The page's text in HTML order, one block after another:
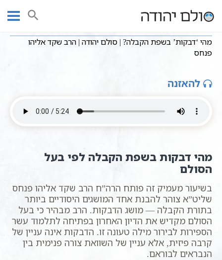
עמוד ראשי שיעורי וידאו
מהי ‘דבקות’ בשפת הקבלה? | סולם יהודה | הרב שקד אליהו פנחס
מהי ‘דבקות’ בשפת הקבלה? | סולם יהודה | הרב שקד אליהו
פנחס
להאזנה
מהי דבקות בשפת הקבלה לפי בעל
הסולם
בשיעור מעמיק זה פותח הרה”ח הרב שקד אליהו פנחס
שליט”א צוהר להבנת אחד המושגים היסודיים ביותר
בתורת הקבלה — מושג הדבקות. הרב מבהיר כי בעל
הסולם מקדיש את הדיון האחרון בפתיחה לתלמוד עשר
הספירות לבירור מילה טעונה זו. הדבקות אינה עניין של
קרבה פיזית, אלא עניין של השוואת צורה פנימית בין
הנבראים לבוראם.